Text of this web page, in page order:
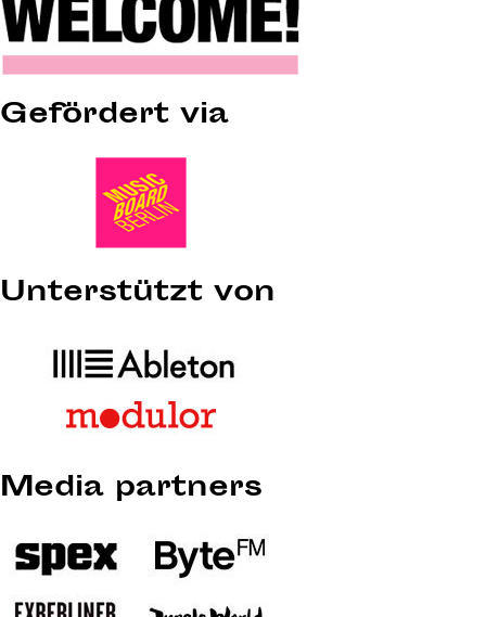
Gefördert via
Unterstützt von
Media partners